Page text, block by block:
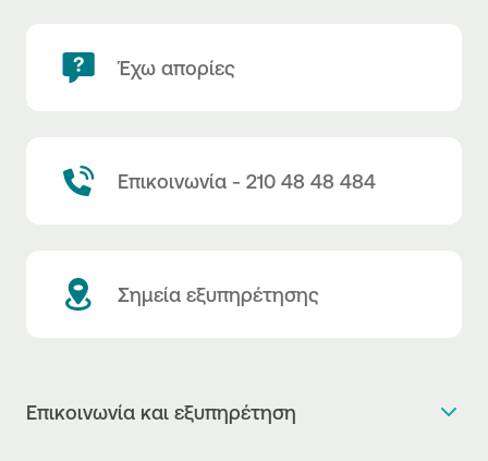
Έχω απορίες
Επικοινωνία - 210 48 48 484
Σημεία εξυπηρέτησης
Επικοινωνία και εξυπηρέτηση